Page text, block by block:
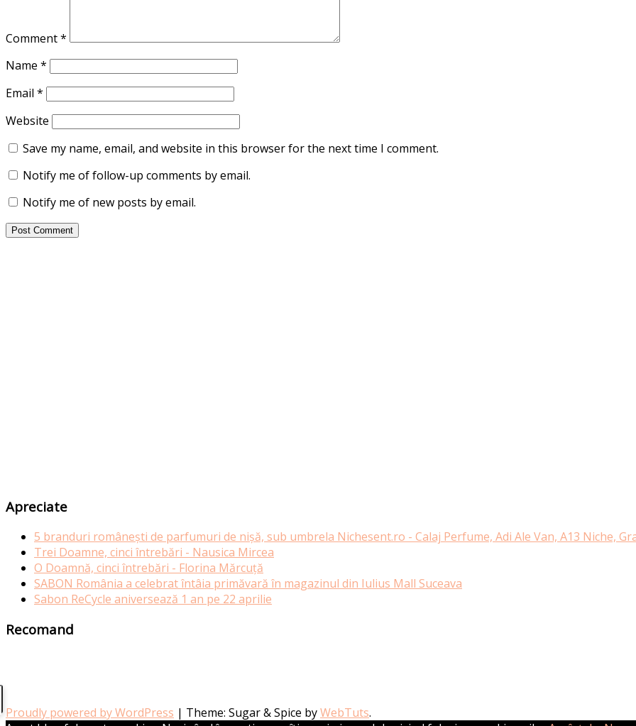
Comment*
Name *
Email *
Website
Save my name, email, and website in this browser for the next time I comment.
Notify me of follow-up comments by email.
Notify me of new posts by email.
Apreciate
5 branduri românești de parfumuri de nișă, sub umbrela Nichesent.ro - Calaj Perfume, Adi Ale Van, A13 Niche,
Trei Doamne, cinci întrebări - Nausica Mircea
O Doamnă, cinci întrebări - Florina Mărcuță
SABON România a celebrat întâia primăvară în magazinul din Iulius Mall Suceava
Sabon ReCycle aniversează 1 an pe 22 aprilie
Recomand
Proudly powered by WordPress | Theme: Sugar & Spice byWebTuts.